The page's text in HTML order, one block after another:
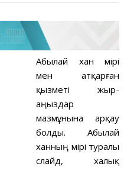
Абылай хан өмірі
мен атқарған
қызметі жыр-
аңыздар
мазмұнына арқау
болды. Абылай
ханның өмірі туралы
слайд, халық